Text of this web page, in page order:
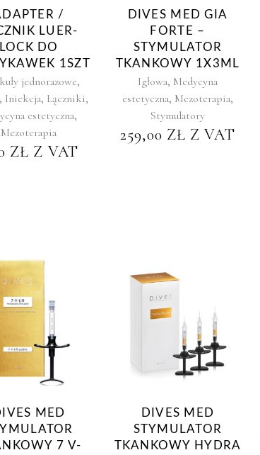
/
LUER-
LOCK DO
1SZT
jednorazowe,
Iniekcja, Łączniki,
estetyczna,
Mezoterapia
ZŁ Z VAT
DIVES MED GIA
FORTE –
STYMULATOR
TKANKOWY 1X3ML
Igłowa, Medycyna
estetyczna, Mezoterapia,
Stymulatory
259,00 ZŁ Z VAT
MED
7 V-
DIVES MED
STYMULATOR
TKANKOWY HYDRA